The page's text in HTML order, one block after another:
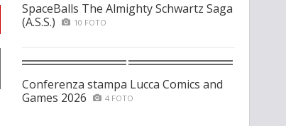
SpaceBalls The Almighty Schwartz Saga
(A.S.S.)
10 FOTO
Conferenza stampa Lucca Comics and
Games 2026
4 FOTO